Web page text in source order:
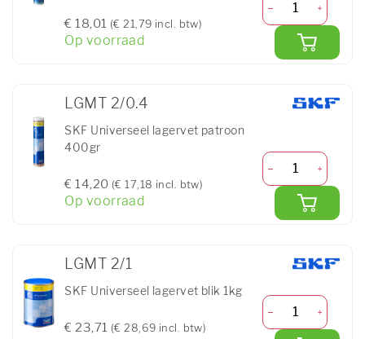
€ 18,01 (€ 21,79 incl. btw)
Op voorraad
LGMT 2/0.4
SKF Universeel lagervet patroon
400gr
€ 14,20 (€ 17,18 incl. btw)
Op voorraad
LGMT 2/1
SKF Universeel lagervet blik 1kg
€ 23,71 (€ 28,69 incl. btw)